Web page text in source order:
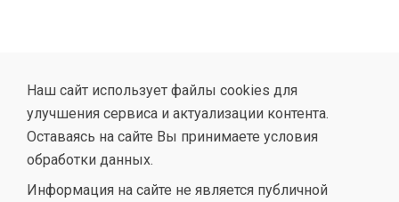
Наш сайт использует файлы cookies для
улучшения сервиса и актуализации контента.
Оставаясь на сайте Вы принимаете условия
обработки данных.
Информация на сайте не является публичной